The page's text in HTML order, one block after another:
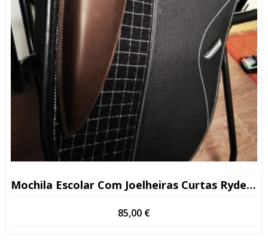
Mochila Escolar Com Joelheiras Curtas Ryder 3
85,00 €